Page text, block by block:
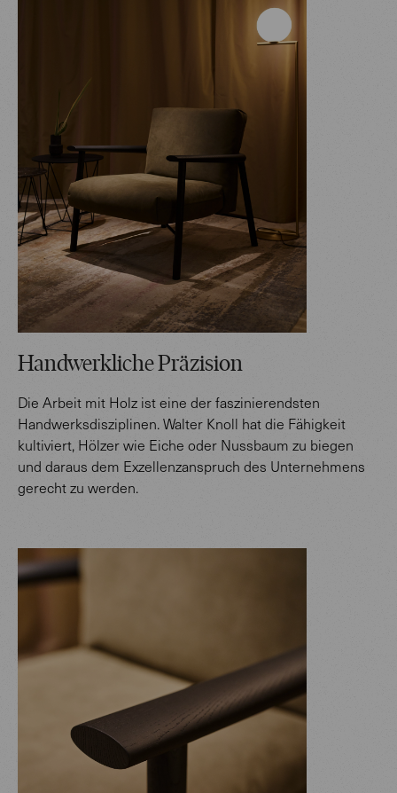
Handwerkliche Präzision
Die Arbeit mit Holz ist eine der faszinierendsten
Handwerksdisziplinen. Walter Knoll hat die Fähigkeit
kultiviert, Hölzer wie Eiche oder Nussbaum zu biegen
und daraus dem Exzellenzanspruch des Unternehmens
gerecht zu werden.